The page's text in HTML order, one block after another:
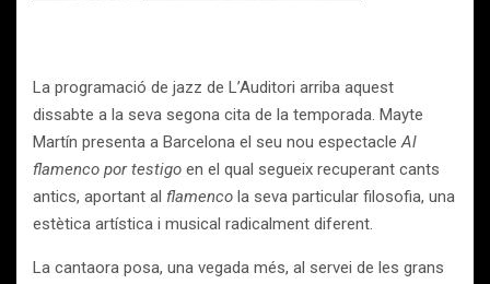
La programació de jazz de L’Auditori arriba aquest
dissabte a la seva segona cita de la temporada. Mayte
Martín presenta a Barcelona el seu nou espectacleAl
flamenco por testigo en el qual segueix recuperant cants
antics, aportant al flamenco la seva particular filosofia, una
estètica artística i musical radicalment diferent.
La cantaora posa, una vegada més, al servei de les grans